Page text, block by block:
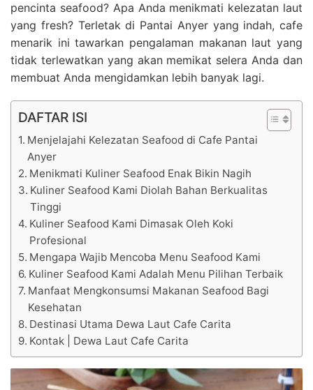
pencinta seafood? Apa Anda menikmati kelezatan laut
yang fresh? Terletak di Pantai Anyer yang indah, cafe
menarik ini tawarkan pengalaman makanan laut yang
tidak terlewatkan yang akan memikat selera Anda dan
membuat Anda mengidamkan lebih banyak lagi.
DAFTAR ISI
Menjelajahi Kelezatan Seafood di Cafe Pantai
Anyer
Menikmati Kuliner Seafood Enak Bikin Nagih
Kuliner Seafood Kami Diolah Bahan Berkualitas
Tinggi
Kuliner Seafood Kami Dimasak Oleh Koki
Profesional
Mengapa Wajib Mencoba Menu Seafood Kami
Kuliner Seafood Kami Adalah Menu Pilihan Terbaik
Manfaat Mengkonsumsi Makanan Seafood Bagi
Kesehatan
Destinasi Utama Dewa Laut Cafe Carita
Kontak | Dewa Laut Cafe Carita